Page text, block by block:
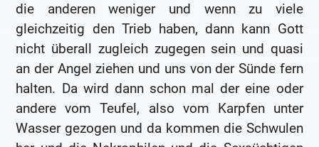
die anderen weniger und wenn zu viele
gleichzeitig den Trieb haben, dann kann Gott
nicht überall zugleich zugegen sein und quasi
an der Angel ziehen und uns von der Sünde fern
halten. Da wird dann schon mal der eine oder
andere vom Teufel, also vom Karpfen unter
Wasser gezogen und da kommen die Schwulen